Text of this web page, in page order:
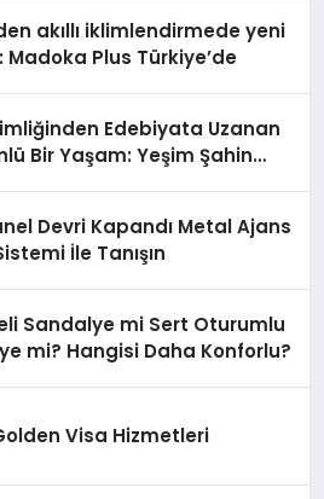
akıllı iklimlendirmede yeni
Madoka Plus Türkiye’de
Edebiyata Uzanan
Bir Yaşam: Yeşim Şahin
Devri Kapandı Metal Ajans
İle Tanışın
Sandalye mi Sert Oturumlu
mi? Hangisi Daha Konforlu?
Visa Hizmetleri